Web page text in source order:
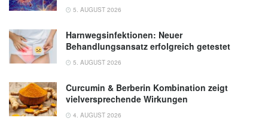
5. AUGUST 2026
Harnwegsinfektionen: Neuer
Behandlungsansatz erfolgreich getestet
5. AUGUST 2026
Curcumin & Berberin Kombination zeigt
vielversprechende Wirkungen
4. AUGUST 2026